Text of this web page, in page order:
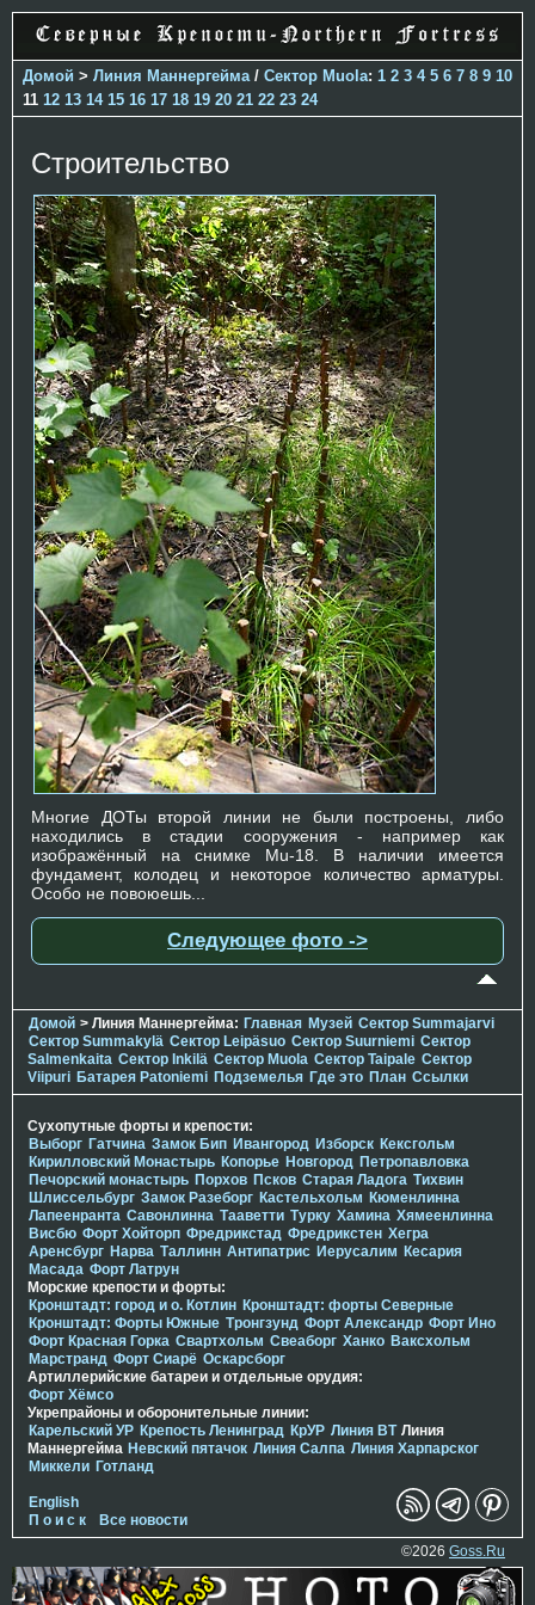
Домой > Линия Маннергейма / Сектор Muola: 1 2 3 4 5 6 7 8 9 10
11 12 13 14 15 16 17 18 19 20 21 22 23 24
Строительство
Многие ДОТы второй линии не были построены, либо
находились в стадии сооружения - например как
изображённый на снимке Mu-18. В наличии имеется
фундамент, колодец и некоторое количество арматуры.
Особо не повоюешь...
Следующее фото ->
Домой > Линия Маннергейма: Главная Музей Сектор Summajarvi
Сектор Summakylä Сектор Leipäsuo Сектор Suurniemi Сектор
Salmenkaita Сектор Inkilä Сектор Muola Сектор Taipale Сектор
Viipuri Батарея Patoniemi Подземелья Где это План Ссылки
Сухопутные форты и крепости:
Выборг Гатчина Замок Бип Ивангород Изборск Кексгольм
Кирилловский Монастырь Копорье Новгород Петропавловка
Печорcкий монастырь Порхов Псков Старая Ладога Тихвин
Шлиссельбург Замок Разеборг Кастельхольм Кюменлинна
Лапеенранта Савонлинна Тааветти Турку Хамина Хямеенлинна
Висбю Форт Хойторп Фредрикстад Фредрикстен Хегра
Аренсбург Нарва Таллинн Антипатрис Иерусалим Кесария
Масада Форт Латрун
Морские крепости и форты:
Кронштадт: город и о. Котлин Кронштадт: форты Северные
Кронштадт: Форты Южные Тронгзунд Форт Александр Форт Ино
Форт Красная Горка Свартхольм Свеаборг Ханко Ваксхольм
Марстранд Форт Сиарё Оскарсборг
Артиллерийские батареи и отдельные орудия:
Форт Хёмсо
Укрепрайоны и оборонительные линии:
Карельский УР Крепость Ленинград КрУР Линия ВТ Линия
Маннергейма Невский пятачок Линия Салпа Линия Харпарског
Миккели Готланд
English
П о и с к
Все новости
©2026 Goss.Ru